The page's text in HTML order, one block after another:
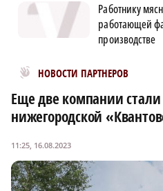
Работнику
работающей
производстве
НОВОСТИ ПАРТНЕРОВ
Новости МирТесен
Еще две компании
нижегородской
11:25, 16.08.2023